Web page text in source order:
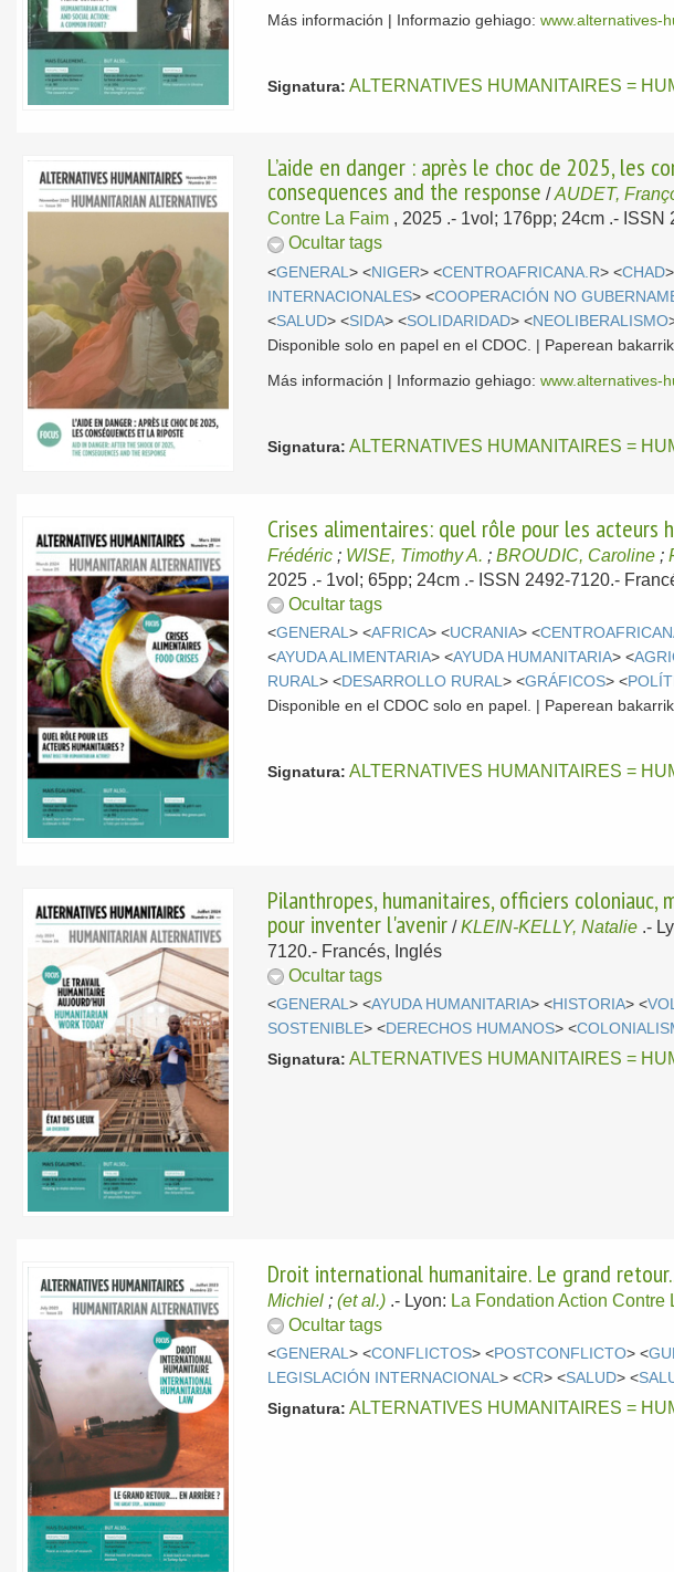
Más información | Informazio gehiago:www.alternatives-
Signatura: ALTERNATIVES HUMANITAIRES =
L’aide en danger : après le choc de 2025, les
consequences and the response /AUDET,
Contre La Faim , 2025 .- 1vol; 176pp; 24cm .- ISSN
Ocultar tags
<GENERAL> <NIGER> <CENTROAFRICANA.R> <CHAD
INTERNACIONALES> <COOPERACIÓN NO
<SALUD> <SIDA> <SOLIDARIDAD> <NEOLIBERALISMO
Disponible solo en papel en el CDOC. | Paperean
Más información | Informazio gehiago:www.alternatives-
Signatura: ALTERNATIVES HUMANITAIRES =
Crises alimentaires: quel rôle pour les acteurs
Frédéric ; WISE, Timothy A. ;BROUDIC, Caroline ;
2025 .- 1vol; 65pp; 24cm .- ISSN 2492-7120.-
Ocultar tags
<GENERAL> <AFRICA> <UCRANIA> <
<AYUDA ALIMENTARIA> <AYUDA HUMANITARIA> <
RURAL> <DESARROLLO RURAL> <GRÁFICOS> <
Disponible en el CDOC solo en papel. | Paperean
Signatura: ALTERNATIVES HUMANITAIRES =
Pilanthropes, humanitaires, officiers
pour inventer l'avenir /KLEIN-KELLY, Natalie .-
7120.- Francés, Inglés
Ocultar tags
<GENERAL> <AYUDA HUMANITARIA> <HISTORIA> <
SOSTENIBLE> <DERECHOS HUMANOS> <
Signatura: ALTERNATIVES HUMANITAIRES =
Droit international humanitaire. Le grand
Michiel ;(et al.) .- Lyon: La Fondation Action Contre
Ocultar tags
<GENERAL> <CONFLICTOS> <POSTCONFLICTO> <
LEGISLACIÓN INTERNACIONAL> <CR> <SALUD> <
Signatura: ALTERNATIVES HUMANITAIRES =